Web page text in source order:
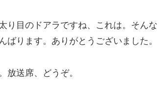
り目のドアラですね、これは。そんな
ります。ありがとうございました。
放送席、どうぞ。